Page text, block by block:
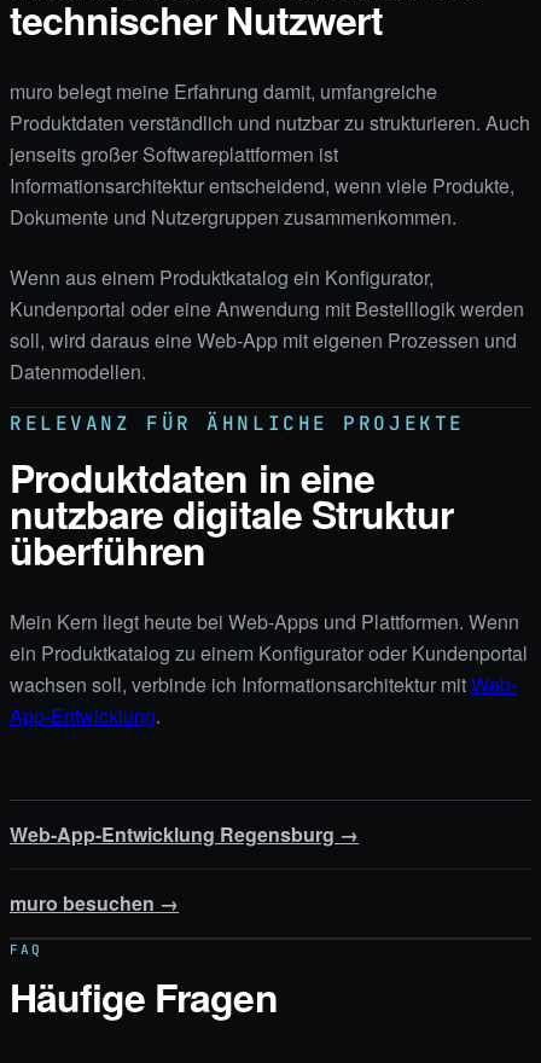
technischer Nutzwert
muro belegt meine Erfahrung damit, umfangreiche
Produktdaten verständlich und nutzbar zu strukturieren. Auch
jenseits großer Softwareplattformen ist
Informationsarchitektur entscheidend, wenn viele Produkte,
Dokumente und Nutzergruppen zusammenkommen.
Wenn aus einem Produktkatalog ein Konfigurator,
Kundenportal oder eine Anwendung mit Bestelllogik werden
soll, wird daraus eine Web-App mit eigenen Prozessen und
Datenmodellen.
RELEVANZ FÜR ÄHNLICHE PROJEKTE
Produktdaten in eine
nutzbare digitale Struktur
überführen
Mein Kern liegt heute bei Web-Apps und Plattformen. Wenn
ein Produktkatalog zu einem Konfigurator oder Kundenportal
wachsen soll, verbinde ich Informationsarchitektur mitWeb-
App-Entwicklung.
Web-App-Entwicklung Regensburg →
muro besuchen →
FAQ
Häufige Fragen